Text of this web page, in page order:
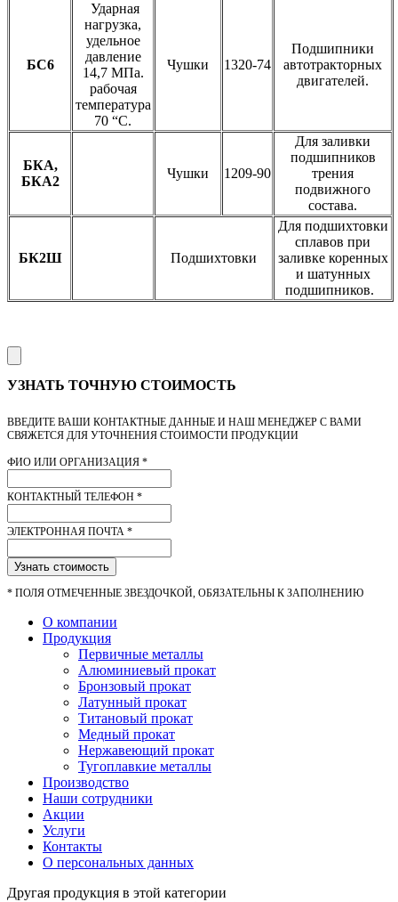
БС6
Ударная
нагрузка,
удельное
давление
14,7 МПа.
рабочая
температура
70 “С.
Чушки 1320-74
Подшипники
автотракторных
двигателей.
БКА,
БКА2
Чушки 1209-90
Для заливки
подшипников
трения
подвижного
состава.
БК2Ш Подшихтовки
Для подшихтовки
сплавов при
заливке коренных
и шатунных
подшипников.
УЗНАТЬ ТОЧНУЮ СТОИМОСТЬ
ВВЕДИТЕ ВАШИ КОНТАКТНЫЕ ДАННЫЕ И НАШ МЕНЕДЖЕР С ВАМИ
СВЯЖЕТСЯ ДЛЯ УТОЧНЕНИЯ СТОИМОСТИ ПРОДУКЦИИ
ФИО ИЛИ ОРГАНИЗАЦИЯ *
КОНТАКТНЫЙ ТЕЛЕФОН *
ЭЛЕКТРОННАЯ ПОЧТА *
Узнать стоимость
* ПОЛЯ ОТМЕЧЕННЫЕ ЗВЕЗДОЧКОЙ, ОБЯЗАТЕЛЬНЫ К ЗАПОЛНЕНИЮ
О компании
Продукция
Первичные металлы
Алюминиевый прокат
Бронзовый прокат
Латунный прокат
Титановый прокат
Медный прокат
Нержавеющий прокат
Тугоплавкие металлы
Производство
Наши сотрудники
Акции
Услуги
Контакты
О персональных данных
Другая продукция в этой категории